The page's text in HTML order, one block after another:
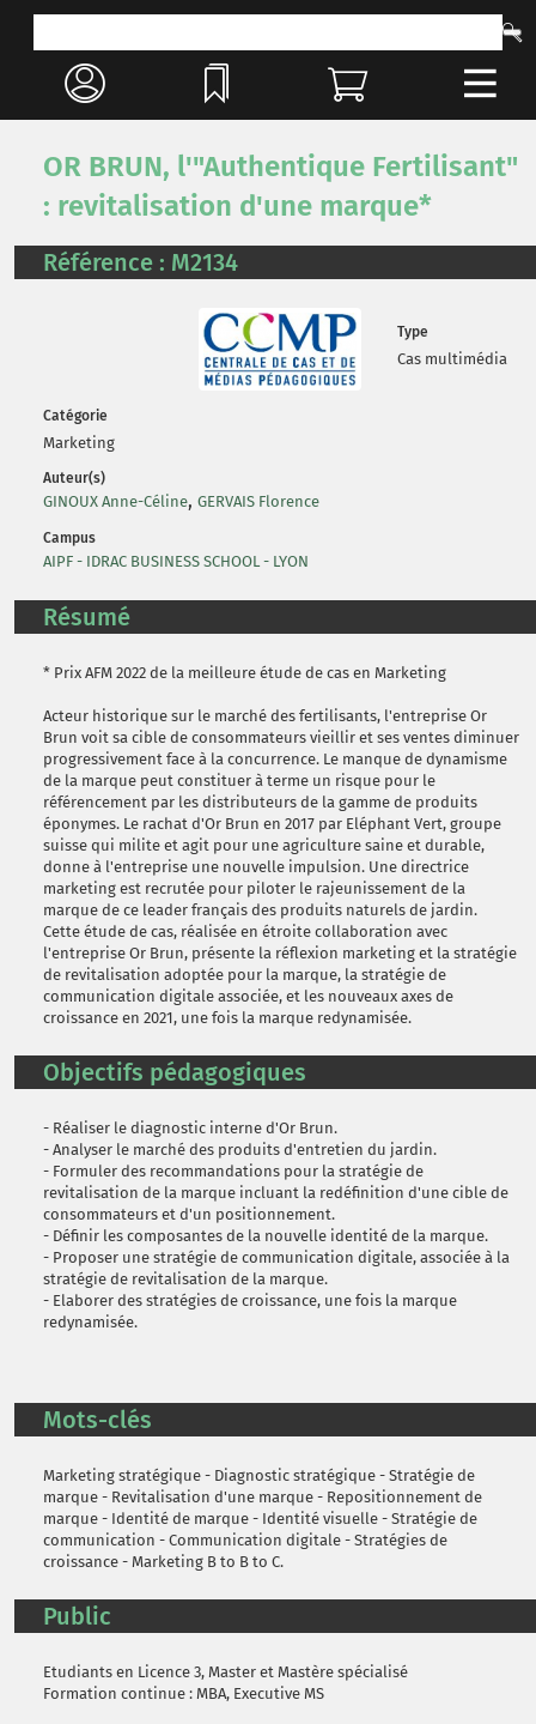
OR BRUN, l'"Authentique Fertilisant"
: revitalisation d'une marque*
Référence : M2134
Type
Cas multimédia
Catégorie
Marketing
Auteur(s)
GINOUX Anne-Céline, GERVAIS Florence
Campus
AIPF - IDRAC BUSINESS SCHOOL - LYON
Résumé
* Prix AFM 2022 de la meilleure étude de cas en Marketing
Acteur historique sur le marché des fertilisants, l'entreprise Or
Brun voit sa cible de consommateurs vieillir et ses ventes diminuer
progressivement face à la concurrence. Le manque de dynamisme
de la marque peut constituer à terme un risque pour le
référencement par les distributeurs de la gamme de produits
éponymes. Le rachat d'Or Brun en 2017 par Eléphant Vert, groupe
suisse qui milite et agit pour une agriculture saine et durable,
donne à l'entreprise une nouvelle impulsion. Une directrice
marketing est recrutée pour piloter le rajeunissement de la
marque de ce leader français des produits naturels de jardin.
Cette étude de cas, réalisée en étroite collaboration avec
l'entreprise Or Brun, présente la réflexion marketing et la stratégie
de revitalisation adoptée pour la marque, la stratégie de
communication digitale associée, et les nouveaux axes de
croissance en 2021, une fois la marque redynamisée.
Objectifs pédagogiques
- Réaliser le diagnostic interne d'Or Brun.
- Analyser le marché des produits d'entretien du jardin.
- Formuler des recommandations pour la stratégie de
revitalisation de la marque incluant la redéfinition d'une cible de
consommateurs et d'un positionnement.
- Définir les composantes de la nouvelle identité de la marque.
- Proposer une stratégie de communication digitale, associée à la
stratégie de revitalisation de la marque.
- Elaborer des stratégies de croissance, une fois la marque
redynamisée.
Mots-clés
Marketing stratégique - Diagnostic stratégique - Stratégie de
marque - Revitalisation d'une marque - Repositionnement de
marque - Identité de marque - Identité visuelle - Stratégie de
communication - Communication digitale - Stratégies de
croissance - Marketing B to B to C.
Public
Etudiants en Licence 3, Master et Mastère spécialisé
Formation continue : MBA, Executive MS